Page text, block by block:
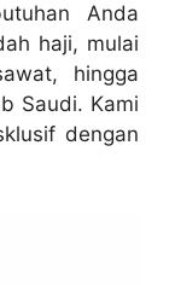
Anda
haji, mulai
hingga
Saudi. Kami
dengan